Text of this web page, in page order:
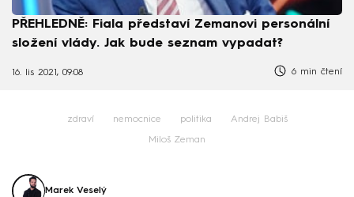
PŘEHLEDNĚ: Fiala představí Zemanovi personální
složení vlády. Jak bude seznam vypadat?
16. lis 2021, 09:08 6 min čtení
zdraví nemocnice politika Andrej Babiš
Miloš Zeman
Marek Veselý